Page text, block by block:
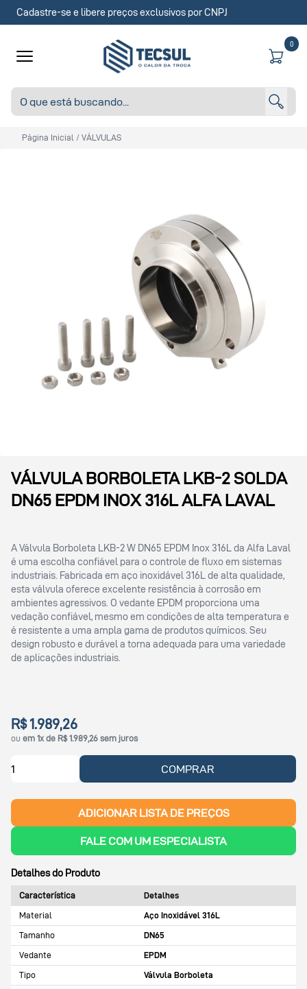
Cadastre-se e libere preços exclusivos por CNPJ
0
Página Inicial / VÁLVULAS
VÁLVULA BORBOLETA LKB-2 SOLDA
DN65 EPDM INOX 316L ALFA LAVAL
A Válvula Borboleta LKB-2 W DN65 EPDM Inox 316L da Alfa Laval
é uma escolha confiável para o controle de fluxo em sistemas
industriais. Fabricada em aço inoxidável 316L de alta qualidade,
esta válvula oferece excelente resistência à corrosão em
ambientes agressivos. O vedante EPDM proporciona uma
vedação confiável, mesmo em condições de alta temperatura e
é resistente a uma ampla gama de produtos químicos. Seu
design robusto e durável a torna adequada para uma variedade
de aplicações industriais.
R$ 1.989,26
ou em 1x de R$ 1.989,26 sem juros
COMPRAR
ADICIONAR LISTA DE PREÇOS
FALE COM UM ESPECIALISTA
Detalhes do Produto
Característica
Detalhes
Material
Aço Inoxidável 316L
Tamanho
DN65
Vedante
EPDM
Tipo
Válvula Borboleta